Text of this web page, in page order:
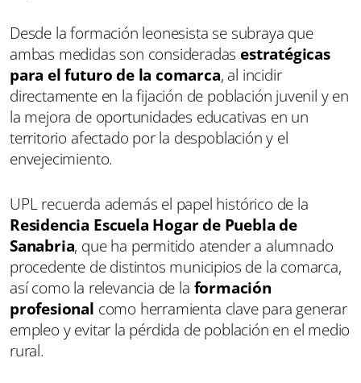
Desde la formación leonesista se subraya que
ambas medidas son consideradas estratégicas
para el futuro de la comarca, al incidir
directamente en la fijación de población juvenil y en
la mejora de oportunidades educativas en un
territorio afectado por la despoblación y el
envejecimiento.
UPL recuerda además el papel histórico de la
Residencia Escuela Hogar de Puebla de
Sanabria, que ha permitido atender a alumnado
procedente de distintos municipios de la comarca,
así como la relevancia de la formación
profesional como herramienta clave para generar
empleo y evitar la pérdida de población en el medio
rural.